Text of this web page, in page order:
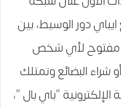
دور الوسيط، بين
مفتوح لأي شخص
شراء البضائع وتمتلك
“باي بال “،